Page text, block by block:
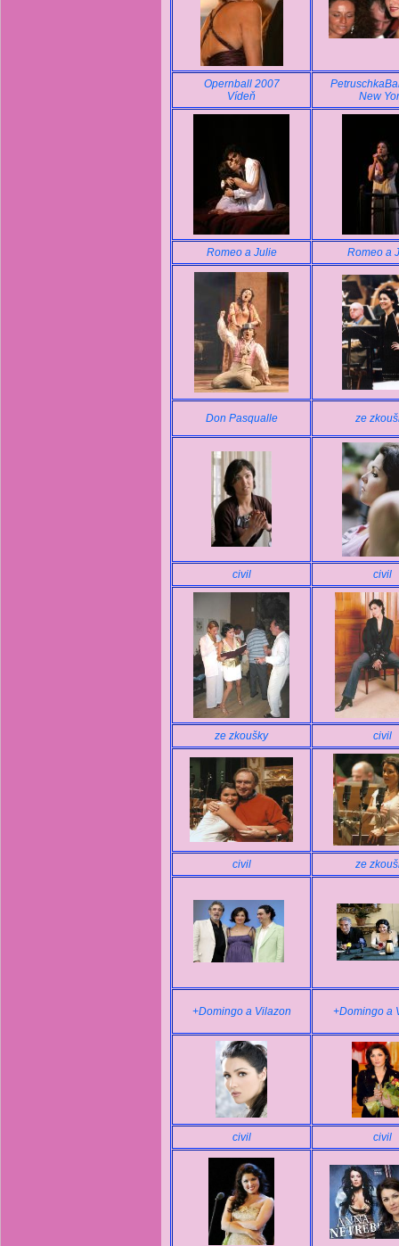
Opernball 2007
Vídeň
New
Romeo a Julie Romeo a
Don Pasqualle ze
civil civil
ze zkoušky civil
civil ze
+Domingo a Vilazon +Domingo a
civil civil